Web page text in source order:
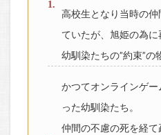
高校生となり当時の
ていたが、旭姫の為に
幼馴染たちの”約束”の
かつてオンラインゲ
った幼馴染たち。
仲間の不慮の死を経